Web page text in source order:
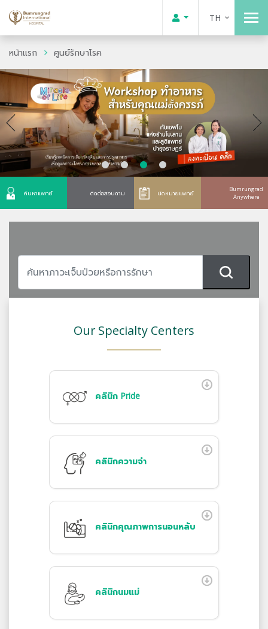
TH
หน้าแรก ศูนย์รักษาโรค
ค้นหาแพทย์ ติดต่อสอบถาม นัดหมายแพทย์
Bumrungrad
Anywhere
Our Specialty Centers
คลินิก Pride
คลินิกความจำ
คลินิกคุณภาพการนอนหลับ
คลินิกนมแม่